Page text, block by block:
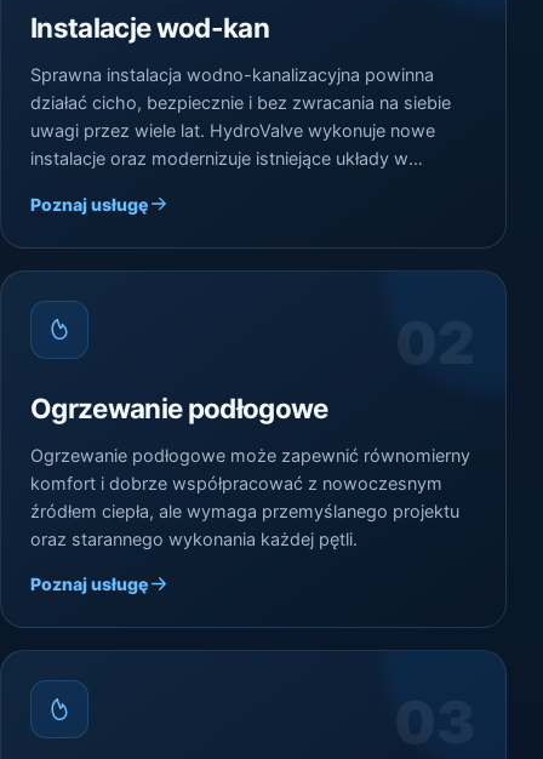
Instalacje wod-kan
Sprawna instalacja wodno-kanalizacyjna powinna
działać cicho, bezpiecznie i bez zwracania na siebie
uwagi przez wiele lat. HydroValve wykonuje nowe
instalacje oraz modernizuje istniejące układy w
okolic.
Poznaj usługę
02
Ogrzewanie podłogowe
Ogrzewanie podłogowe może zapewnić równomierny
komfort i dobrze współpracować z nowoczesnym
źródłem ciepła, ale wymaga przemyślanego projektu
oraz starannego wykonania każdej pętli.
Poznaj usługę
03